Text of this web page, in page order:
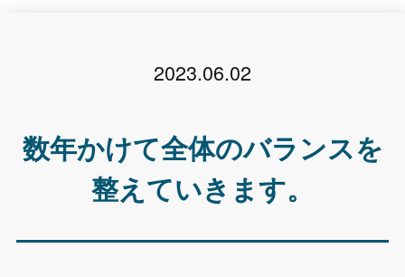
2023.06.02
数年かけて全体のバランスを
整えていきます。